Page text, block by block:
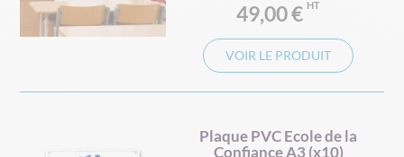
49,00 €
VOIR LE PRODUIT
Plaque PVC Ecole de la
Confiance A3 (x10)